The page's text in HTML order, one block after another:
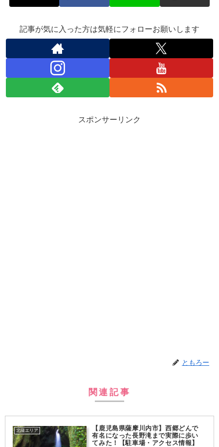
記事が気に入った方は気軽にフォローお願いします
スポンサーリンク
ともろー
関連記事
北薩エリア
【鹿児島県薩摩川内市】西郷どんで
有名になった長野滝まで実際に歩い
てみた！【駐車場・アクセス情報】